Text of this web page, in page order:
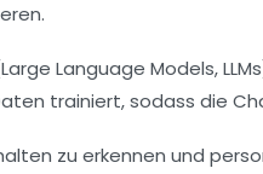
Language Models,
trainiert, sodass die
zu erkennen und